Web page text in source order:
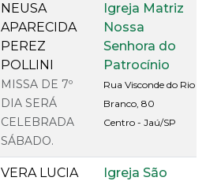
NEUSA
APARECIDA
PEREZ
POLLINI
MISSA DE 7º
DIA SERÁ
CELEBRADA
SÁBADO.
Igreja Matriz
Nossa
Senhora do
Patrocínio
Rua Visconde do Rio
Branco, 80
Centro - Jaú/SP
VERA LUCIA
Igreja São